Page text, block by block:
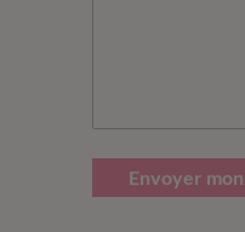
Envoyer